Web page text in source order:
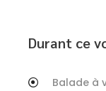
Durant ce
Balade à